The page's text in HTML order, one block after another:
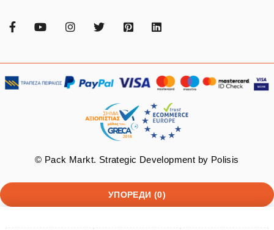
© Pack Markt. Strategic Development by Polisis
УПОРЕДИ (0)